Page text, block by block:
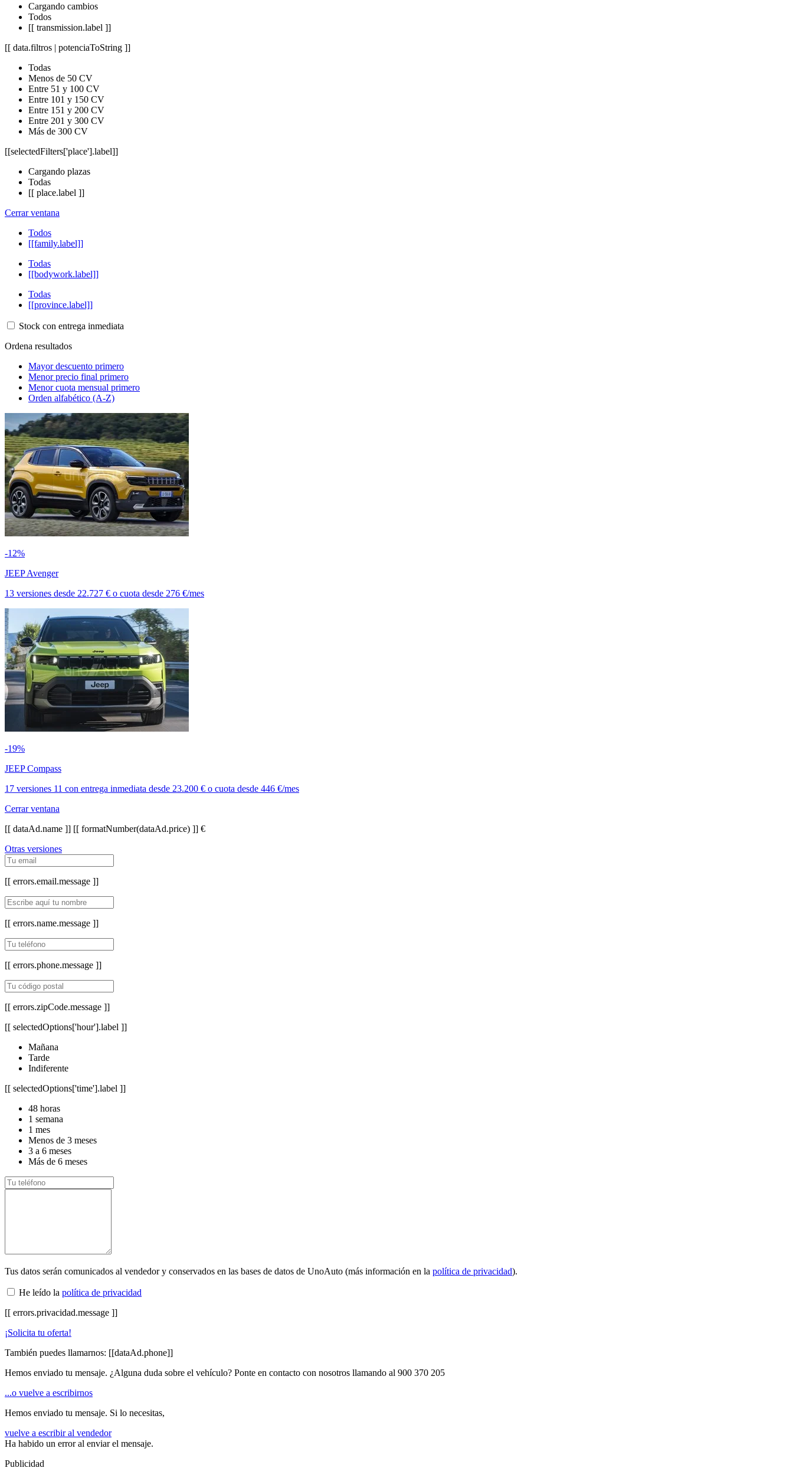
Cargando cambios
Todos
[[ transmission.label ]]
[[ data.filtros | potenciaToString ]]
Todas
Menos de 50 CV
Entre 51 y 100 CV
Entre 101 y 150 CV
Entre 151 y 200 CV
Entre 201 y 300 CV
Más de 300 CV
[[selectedFilters['place'].label]]
Cargando plazas
Todas
[[ place.label ]]
Cerrar ventana
Todos
[[family.label]]
Todas
[[bodywork.label]]
Todas
[[province.label]]
Stock con entrega inmediata
Ordena resultados
Mayor descuento primero
Menor precio final primero
Menor cuota mensual primero
Orden alfabético (A-Z)
-12%
JEEP Avenger
13 versiones desde 22.727 € o cuota desde 276 €/mes
-19%
JEEP Compass
17 versiones 11 con entrega inmediata desde 23.200 € o cuota desde 446 €/mes
Cerrar ventana
[[ dataAd.name ]] [[ formatNumber(dataAd.price) ]] €
Otras versiones
[[ errors.email.message ]]
[[ errors.name.message ]]
[[ errors.phone.message ]]
[[ errors.zipCode.message ]]
[[ selectedOptions['hour'].label ]]
Mañana
Tarde
Indiferente
[[ selectedOptions['time'].label ]]
48 horas
1 semana
1 mes
Menos de 3 meses
3 a 6 meses
Más de 6 meses
Tus datos serán comunicados al vendedor y conservados en las bases de datos de UnoAuto (más información en la política de privacidad).
He leído la política de privacidad
[[ errors.privacidad.message ]]
¡Solicita tu oferta!
También puedes llamarnos: [[dataAd.phone]]
Hemos enviado tu mensaje. ¿Alguna duda sobre el vehículo? Ponte en contacto con nosotros llamando al 900 370 205
...o vuelve a escribirnos
Hemos enviado tu mensaje. Si lo necesitas,
vuelve a escribir al vendedor
Ha habido un error al enviar el mensaje.
Publicidad